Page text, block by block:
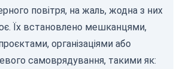
повітря, на жаль, жодна з них
Їх встановлено мешканцями,
організаціями або
самоврядування, такими як: